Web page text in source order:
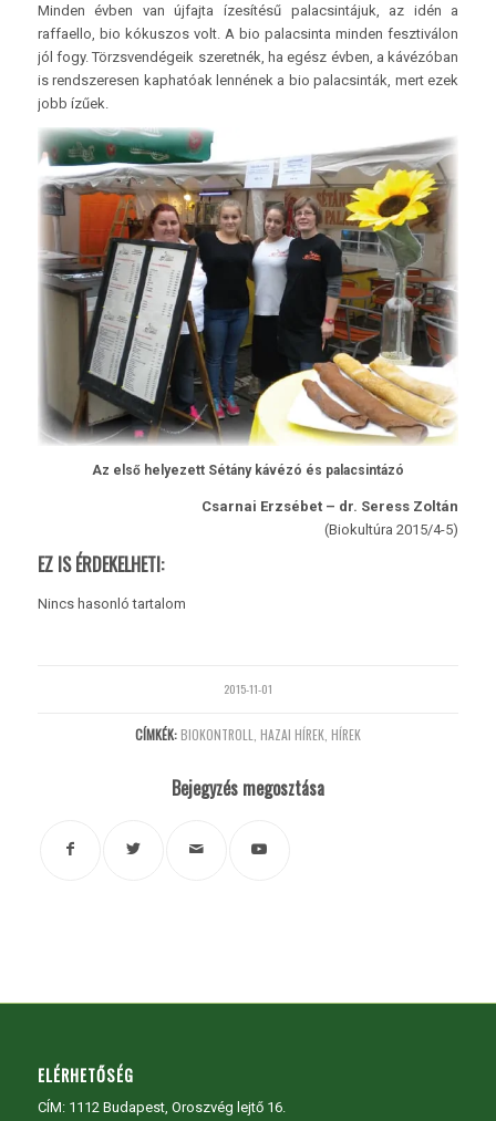
Minden évben van újfajta ízesítésű palacsintájuk, az idén a
raffaello, bio kókuszos volt. A bio palacsinta minden fesztiválon
jól fogy. Törzsvendégeik szeretnék, ha egész évben, a kávézóban
is rendszeresen kaphatóak lennének a bio palacsinták, mert ezek
jobb ízűek.
Az első helyezett Sétány kávézó és palacsintázó
Csarnai Erzsébet – dr. Seress Zoltán
(Biokultúra 2015/4-5)
EZ IS ÉRDEKELHETI:
Nincs hasonló tartalom
2015-11-01
CÍMKÉK: BIOKONTROLL HAZAI HÍREK HÍREK
Bejegyzés megosztása
ELÉRHETŐSÉG
CÍM: 1112 Budapest, Oroszvég lejtő 16.